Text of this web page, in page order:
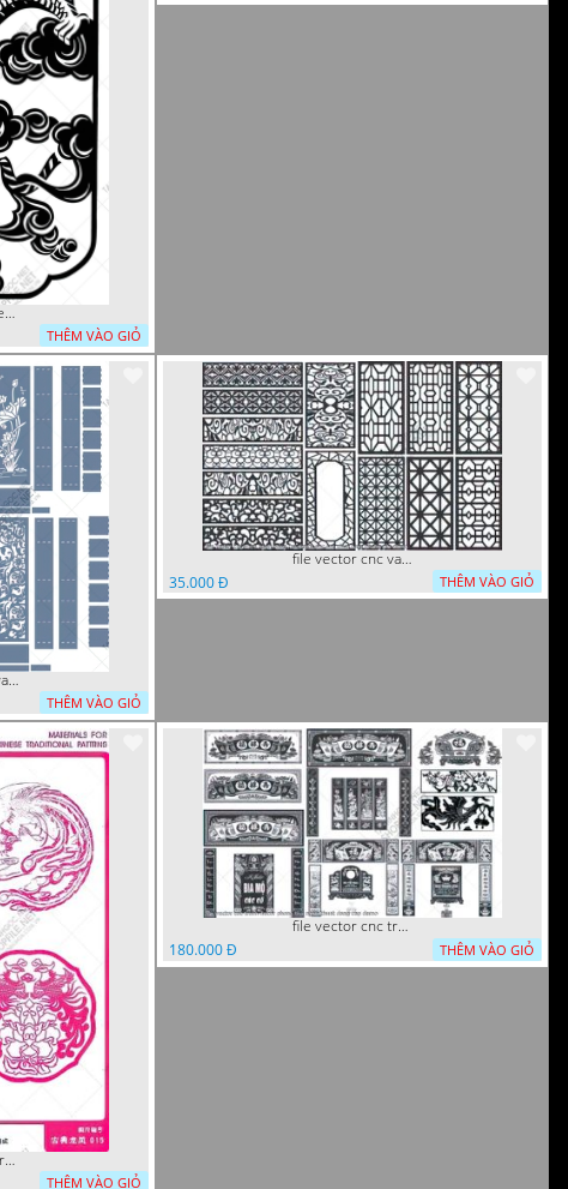
tranh con lan den trang co
THÊM VÀO GIỎ
file vector cnc vach ngan ket hop voi ke de do dac trong nha
THÊM VÀO GIỎ
file vector cnc vach ngan hang rao decor dac sac chua tung phung phi
35.000 Đ
THÊM VÀO GIỎ
file vector cnc tranh decor rong phuong cuon tron dang cap
THÊM VÀO GIỎ
file vector cnc tranh decor phong tho nghe thuat dang cap
180.000 Đ
THÊM VÀO GIỎ